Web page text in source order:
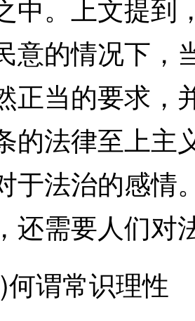
中。上文提到
意的情况下，
正当的要求，
的法律至上主
于法治的感情
还需要人们对
谓常识理性